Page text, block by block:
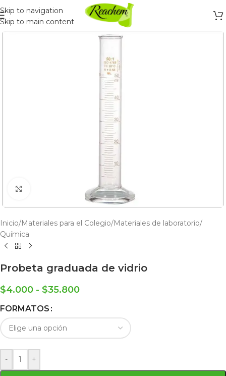
Skip to navigation
Skip to main content
Inicio/Materiales para el Colegio/Materiales de laboratorio/
Química
Probeta graduada de vidrio
$4.000 - $35.800
FORMATOS
- +